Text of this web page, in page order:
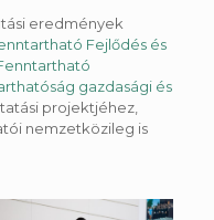
eredmények
Fejlődés és
gazdasági és
projektjéhez,
nemzetközileg is